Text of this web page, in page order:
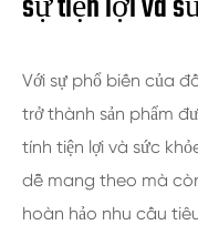
Với sự phổ biến của
trở thành sản phẩm
tính tiện lợi và sức
dễ mang theo mà
hoàn hảo nhu cầu